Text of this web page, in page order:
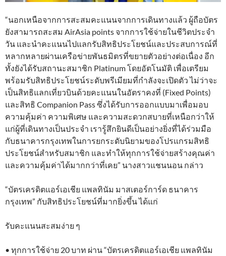
“นอกเหนือจากการสะสมคะแนนจากการเดินทางแล้ว ผู้ถือบัตร
ยังสามารถสะสม AirAsia points จากการใช้จ่ายในชีวิตประจำ
วัน และนำคะแนนไปแลกรับสิทธิประโยชน์และประสบการณ์ที่
หลากหลายผ่านเครือข่ายพันธมิตรที่ขยายตัวอย่างต่อเนื่อง อีก
ทั้งยังได้รับสถานะสมาชิก Platinum โดยอัตโนมัติ เพื่อเตรียม
พร้อมรับสิทธิประโยชน์ระดับพรีเมียมที่กำลังจะเปิดตัว ไม่ว่าจะ
เป็นสิทธิแลกเที่ยวบินด้วยคะแนนในอัตราคงที่ (Fixed Points)
และสิทธิ Companion Pass ซึ่งได้รับการออกแบบมาเพื่อมอบ
ความคุ้มค่า ความพิเศษ และความสะดวกสบายที่เหนือกว่าให้
แก่ผู้ที่เดินทางเป็นประจำ เรารู้สึกยินดีเป็นอย่างยิ่งที่ได้ร่วมมือ
กับธนาคารกรุงเทพในการยกระดับนิยามของโปรแกรมสิทธิ
ประโยชน์สำหรับสมาชิก และทำให้ทุกการใช้จ่ายสร้างคุณค่า
และความคุ้มค่าได้มากกว่าที่เคย” นางสาวแชนนอน กล่าว
“บัตรเครดิตแอร์เอเชีย แพลทินัม มาสเตอร์การ์ด ธนาคาร
กรุงเทพ” กับสิทธิประโยชน์ที่มากยิ่งขึ้น ได้แก่
รับคะแนนสะสมง่าย ๆ
• ทุกการใช้จ่าย 20 บาท ผ่าน “บัตรเครดิตแอร์เอเชีย แพลทินัม